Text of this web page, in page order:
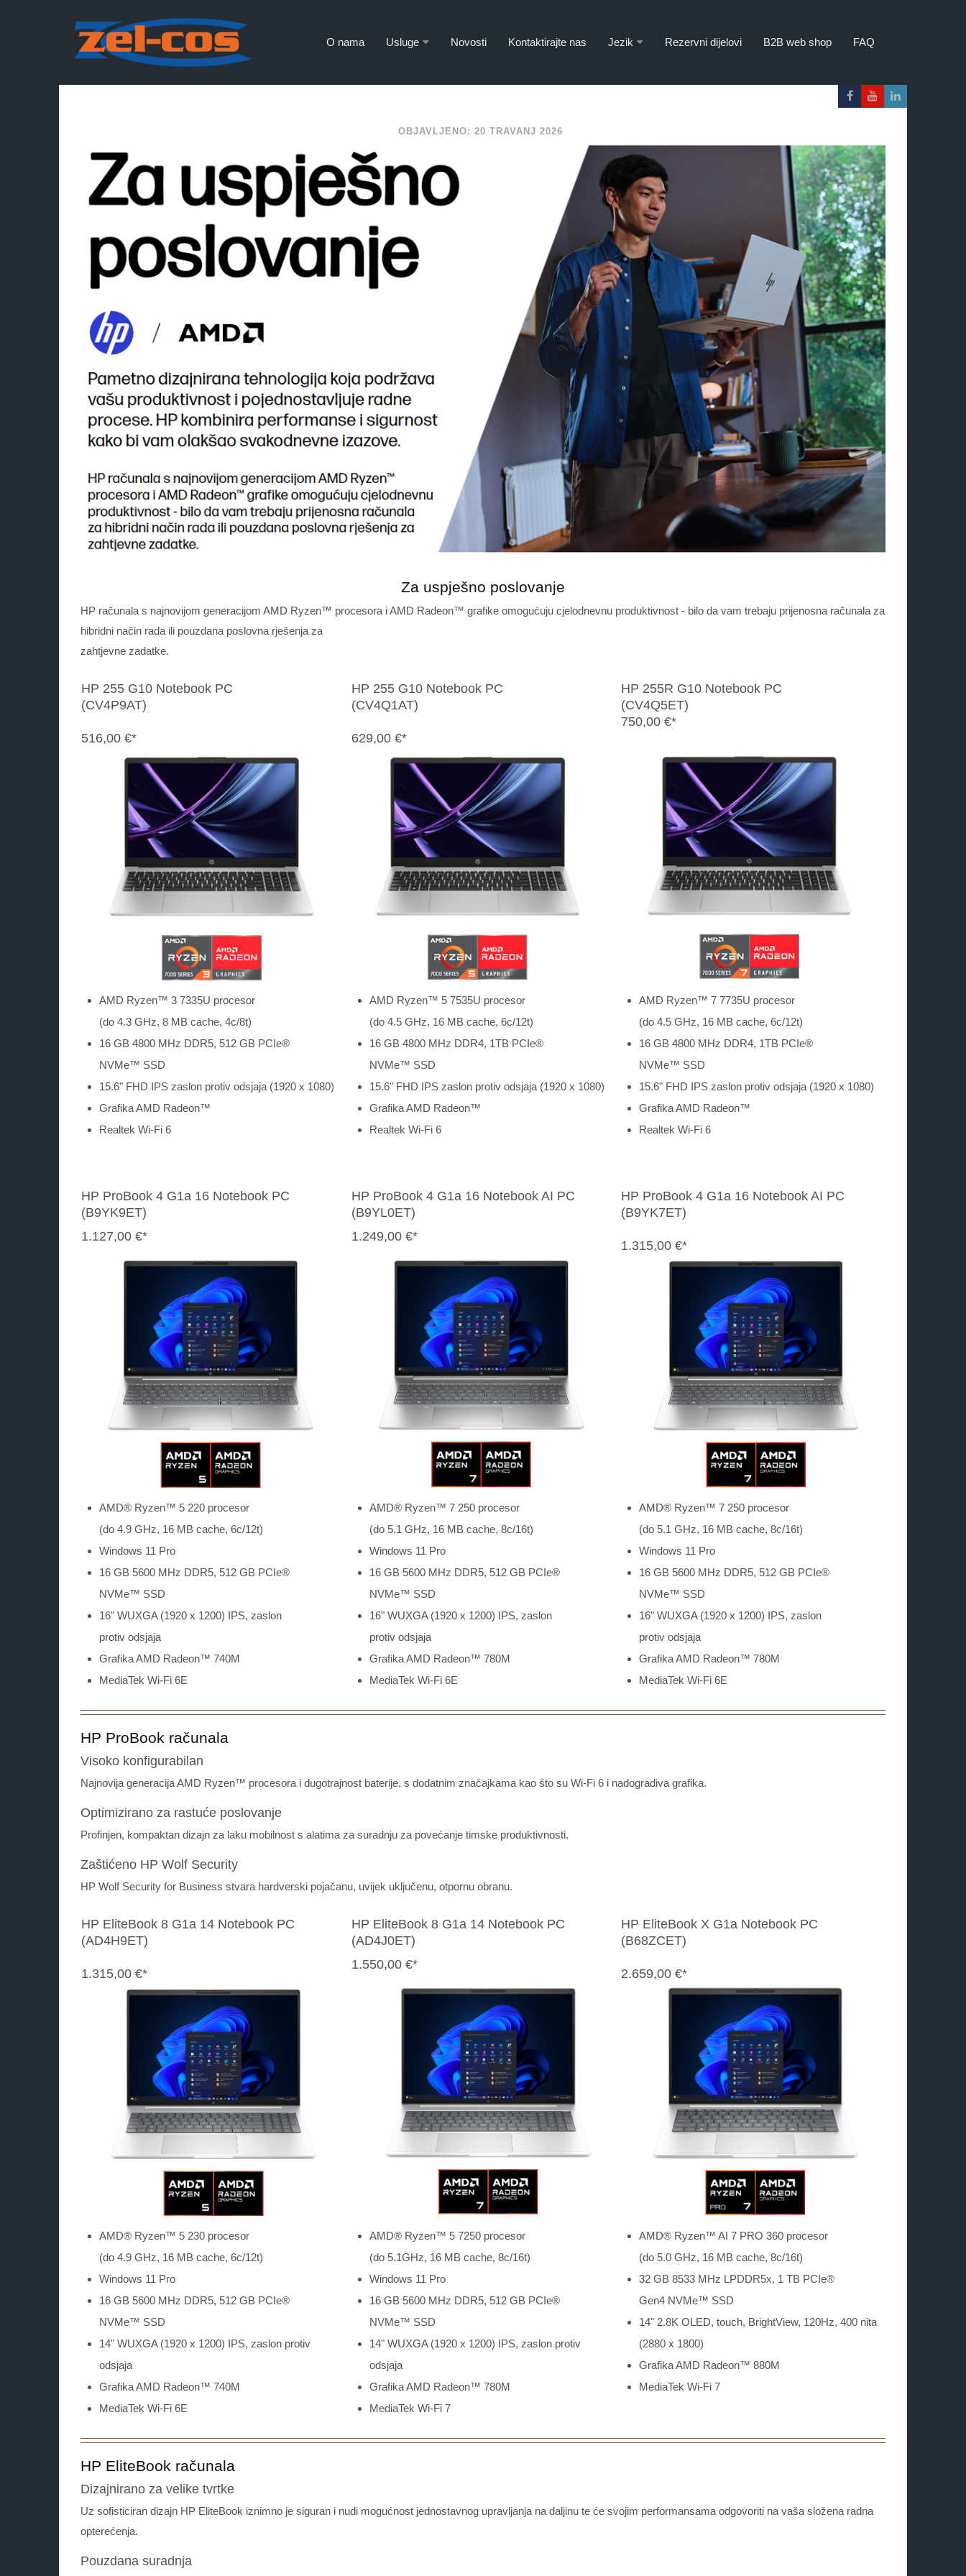
O nama Usluge Novosti Kontaktirajte nas Jezik Rezervni dijelovi B2B web shop FAQ
OBJAVLJENO: 20 TRAVANJ 2026
Za uspješno poslovanje
HP računala s najnovijom generacijom AMD Ryzen™ procesora i AMD Radeon™ grafike omogućuju cjelodnevnu produktivnost - bilo da vam trebaju prijenosna računala za
hibridni način rada ili pouzdana poslovna rješenja za
zahtjevne zadatke.
HP 255 G10 Notebook PC
(CV4P9AT)
516,00 €*
HP 255 G10 Notebook PC
(CV4Q1AT)
629,00 €*
HP 255R G10 Notebook PC
(CV4Q5ET)
750,00 €*
AMD Ryzen™ 3 7335U procesor
(do 4.3 GHz, 8 MB cache, 4c/8t)
16 GB 4800 MHz DDR5, 512 GB PCIe®
NVMe™ SSD
15.6" FHD IPS zaslon protiv odsjaja (1920 x 1080)
Grafika AMD Radeon™
Realtek Wi-Fi 6
AMD Ryzen™ 5 7535U procesor
(do 4.5 GHz, 16 MB cache, 6c/12t)
16 GB 4800 MHz DDR4, 1TB PCIe®
NVMe™ SSD
15.6" FHD IPS zaslon protiv odsjaja (1920 x 1080)
Grafika AMD Radeon™
Realtek Wi-Fi 6
AMD Ryzen™ 7 7735U procesor
(do 4.5 GHz, 16 MB cache, 6c/12t)
16 GB 4800 MHz DDR4, 1TB PCIe®
NVMe™ SSD
15.6" FHD IPS zaslon protiv odsjaja (1920 x 1080)
Grafika AMD Radeon™
Realtek Wi-Fi 6
HP ProBook 4 G1a 16 Notebook PC
(B9YK9ET)
1.127,00 €*
HP ProBook 4 G1a 16 Notebook AI PC
(B9YL0ET)
1.249,00 €*
HP ProBook 4 G1a 16 Notebook AI PC
(B9YK7ET)
1.315,00 €*
AMD® Ryzen™ 5 220 procesor
(do 4.9 GHz, 16 MB cache, 6c/12t)
Windows 11 Pro
16 GB 5600 MHz DDR5, 512 GB PCIe®
NVMe™ SSD
16" WUXGA (1920 x 1200) IPS, zaslon
protiv odsjaja
Grafika AMD Radeon™ 740M
MediaTek Wi-Fi 6E
AMD® Ryzen™ 7 250 procesor
(do 5.1 GHz, 16 MB cache, 8c/16t)
Windows 11 Pro
16 GB 5600 MHz DDR5, 512 GB PCIe®
NVMe™ SSD
16" WUXGA (1920 x 1200) IPS, zaslon
protiv odsjaja
Grafika AMD Radeon™ 780M
MediaTek Wi-Fi 6E
AMD® Ryzen™ 7 250 procesor
(do 5.1 GHz, 16 MB cache, 8c/16t)
Windows 11 Pro
16 GB 5600 MHz DDR5, 512 GB PCIe®
NVMe™ SSD
16" WUXGA (1920 x 1200) IPS, zaslon
protiv odsjaja
Grafika AMD Radeon™ 780M
MediaTek Wi-Fi 6E
HP ProBook računala
Visoko konfigurabilan
Najnovija generacija AMD Ryzen™ procesora i dugotrajnost baterije, s dodatnim značajkama kao što su Wi-Fi 6 i nadogradiva grafika.
Optimizirano za rastuće poslovanje
Profinjen, kompaktan dizajn za laku mobilnost s alatima za suradnju za povećanje timske produktivnosti.
Zaštićeno HP Wolf Security
HP Wolf Security for Business stvara hardverski pojačanu, uvijek uključenu, otpornu obranu.
HP EliteBook 8 G1a 14 Notebook PC
(AD4H9ET)
1.315,00 €*
HP EliteBook 8 G1a 14 Notebook PC
(AD4J0ET)
1.550,00 €*
HP EliteBook X G1a Notebook PC
(B68ZCET)
2.659,00 €*
AMD® Ryzen™ 5 230 procesor
(do 4.9 GHz, 16 MB cache, 6c/12t)
Windows 11 Pro
16 GB 5600 MHz DDR5, 512 GB PCIe®
NVMe™ SSD
14" WUXGA (1920 x 1200) IPS, zaslon protiv
odsjaja
Grafika AMD Radeon™ 740M
MediaTek Wi-Fi 6E
AMD® Ryzen™ 5 7250 procesor
(do 5.1GHz, 16 MB cache, 8c/16t)
Windows 11 Pro
16 GB 5600 MHz DDR5, 512 GB PCIe®
NVMe™ SSD
14" WUXGA (1920 x 1200) IPS, zaslon protiv
odsjaja
Grafika AMD Radeon™ 780M
MediaTek Wi-Fi 7
AMD® Ryzen™ AI 7 PRO 360 procesor
(do 5.0 GHz, 16 MB cache, 8c/16t)
32 GB 8533 MHz LPDDR5x, 1 TB PCIe®
Gen4 NVMe™ SSD
14" 2.8K OLED, touch, BrightView, 120Hz, 400 nita
(2880 x 1800)
Grafika AMD Radeon™ 880M
MediaTek Wi-Fi 7
HP EliteBook računala
Dizajnirano za velike tvrtke
Uz sofisticiran dizajn HP EliteBook iznimno je siguran i nudi mogućnost jednostavnog upravljanja na daljinu te će svojim performansama odgovoriti na vaša složena radna
opterećenja.
Pouzdana suradnja